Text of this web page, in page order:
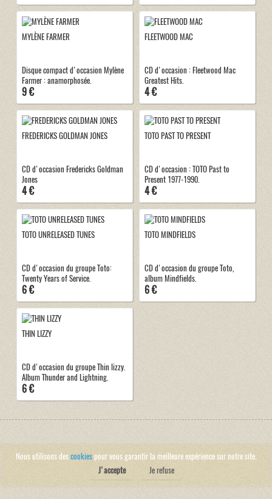
MYLÈNE FARMER
Disque compact d'occasion Mylène
Farmer : anamorphosée.
9 €
FLEETWOOD MAC
CD d'occasion : Fleetwood Mac
Greatest Hits.
4 €
FREDERICKS GOLDMAN JONES
CD d'occasion Fredericks Goldman
Jones
4 €
TOTO PAST TO PRESENT
CD d'occasion : TOTO Past to
Present 1977-1990.
4 €
TOTO UNRELEASED TUNES
CD d'occasion du groupe Toto:
Twenty Years of Service.
6 €
TOTO MINDFIELDS
CD d'occasion du groupe Toto,
album Mindfields.
6 €
THIN LIZZY
CD d'occasion du groupe Thin lizzy.
Album Thunder and Lightning.
6 €
Nous utilisons descookiespour vous garantir la meilleure expérience sur notre site.
J'accepte
Je refuse